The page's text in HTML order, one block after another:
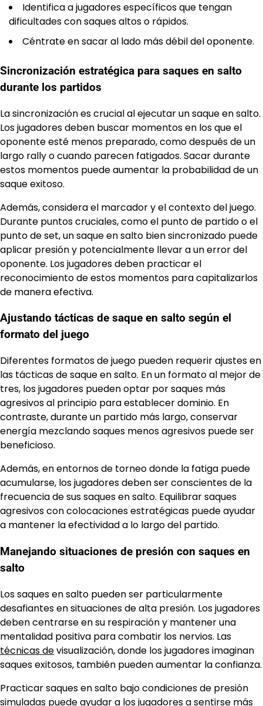
Identifica a jugadores específicos que tengan
dificultades con saques altos o rápidos.
Céntrate en sacar al lado más débil del oponente.
Sincronización estratégica para saques en salto
durante los partidos
La sincronización es crucial al ejecutar un saque en salto.
Los jugadores deben buscar momentos en los que el
oponente esté menos preparado, como después de un
largo rally o cuando parecen fatigados. Sacar durante
estos momentos puede aumentar la probabilidad de un
saque exitoso.
Además, considera el marcador y el contexto del juego.
Durante puntos cruciales, como el punto de partido o el
punto de set, un saque en salto bien sincronizado puede
aplicar presión y potencialmente llevar a un error del
oponente. Los jugadores deben practicar el
reconocimiento de estos momentos para capitalizarlos
de manera efectiva.
Ajustando tácticas de saque en salto según el
formato del juego
Diferentes formatos de juego pueden requerir ajustes en
las tácticas de saque en salto. En un formato al mejor de
tres, los jugadores pueden optar por saques más
agresivos al principio para establecer dominio. En
contraste, durante un partido más largo, conservar
energía mezclando saques menos agresivos puede ser
beneficioso.
Además, en entornos de torneo donde la fatiga puede
acumularse, los jugadores deben ser conscientes de la
frecuencia de sus saques en salto. Equilibrar saques
agresivos con colocaciones estratégicas puede ayudar
a mantener la efectividad a lo largo del partido.
Manejando situaciones de presión con saques en
salto
Los saques en salto pueden ser particularmente
desafiantes en situaciones de alta presión. Los jugadores
deben centrarse en su respiración y mantener una
mentalidad positiva para combatir los nervios. Las
técnicas devisualización, donde los jugadores imaginan
saques exitosos, también pueden aumentar la confianza.
Practicar saques en salto bajo condiciones de presión
simuladas puede ayudar a los jugadores a sentirse más